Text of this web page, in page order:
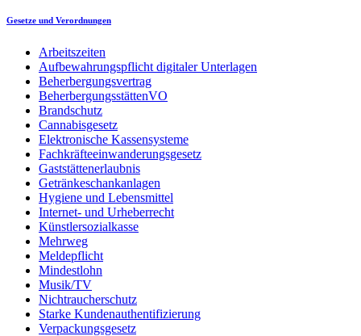
Gesetze und Verordnungen
Arbeitszeiten
Aufbewahrungspflicht digitaler Unterlagen
Beherbergungsvertrag
BeherbergungsstättenVO
Brandschutz
Cannabisgesetz
Elektronische Kassensysteme
Fachkräfteeinwanderungsgesetz
Gaststättenerlaubnis
Getränkeschankanlagen
Hygiene und Lebensmittel
Internet- und Urheberrecht
Künstlersozialkasse
Mehrweg
Meldepflicht
Mindestlohn
Musik/TV
Nichtraucherschutz
Starke Kundenauthentifizierung
Verpackungsgesetz